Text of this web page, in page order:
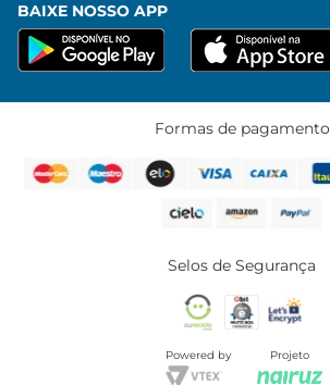
BAIXE NOSSO APP
Formas de pagamento
Selos de Segurança
Powered by Projeto